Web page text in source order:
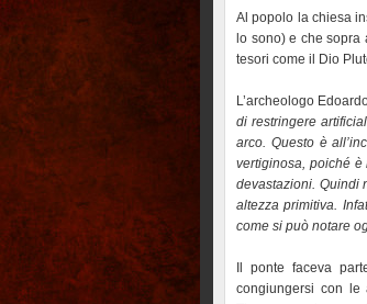
Al popolo la chiesa
lo sono) e che
tesori come il Dio
L’archeologo
di restringere
arco. Questo è
vertiginosa, poiché
devastazioni. Quindi
altezza primitiva.
come si può notare
Il ponte faceva
congiungersi con le